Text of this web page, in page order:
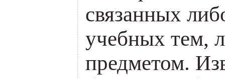
связанных
учебных тем,
предметом.